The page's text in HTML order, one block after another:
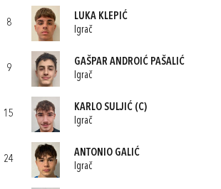
8
LUKA KLEPIĆ
Igrač
9
GAŠPAR ANDROIĆ PAŠALIĆ
Igrač
15
KARLO SULJIĆ (C)
Igrač
24
ANTONIO GALIĆ
Igrač